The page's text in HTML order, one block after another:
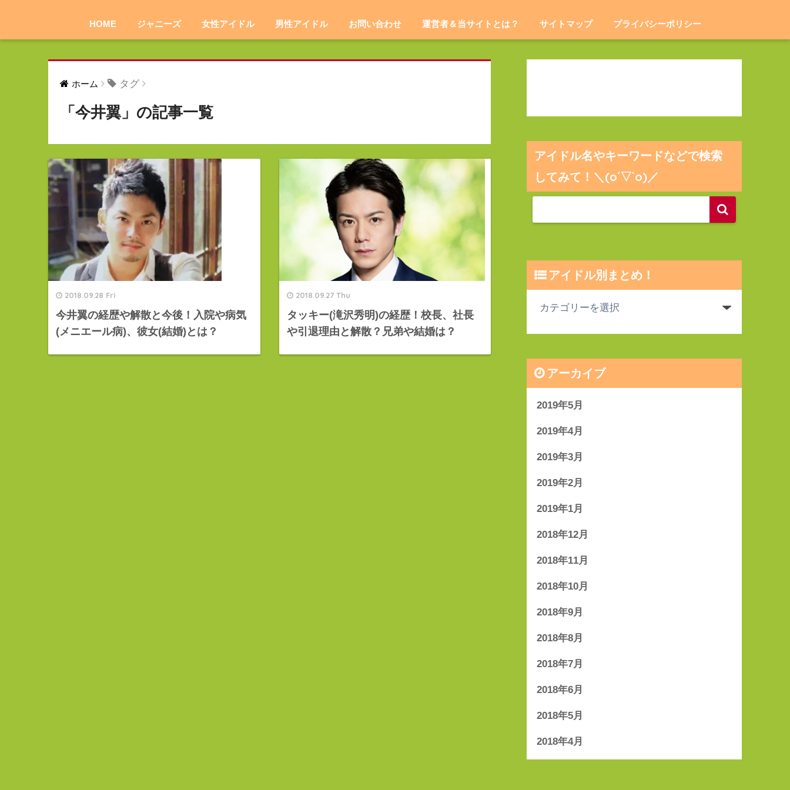
HOME ジャニーズ 女性アイドル 男性アイドル お問い合わせ 運営者＆当サイトとは？ サイトマップ プライバシーポリシー
ホーム タグ
「今井翼」の記事一覧
2018.09.28 Fri
今井翼の経歴や解散と今後！入院や病気
(メニエール病)、彼女(結婚)とは？
2018.09.27 Thu
タッキー(滝沢秀明)の経歴！校長、社長
や引退理由と解散？兄弟や結婚は？
アイドル名やキーワードなどで検索
してみて！＼(o´▽`o)／
アイドル別まとめ！
アーカイブ
2019年5月
2019年4月
2019年3月
2019年2月
2019年1月
2018年12月
2018年11月
2018年10月
2018年9月
2018年8月
2018年7月
2018年6月
2018年5月
2018年4月